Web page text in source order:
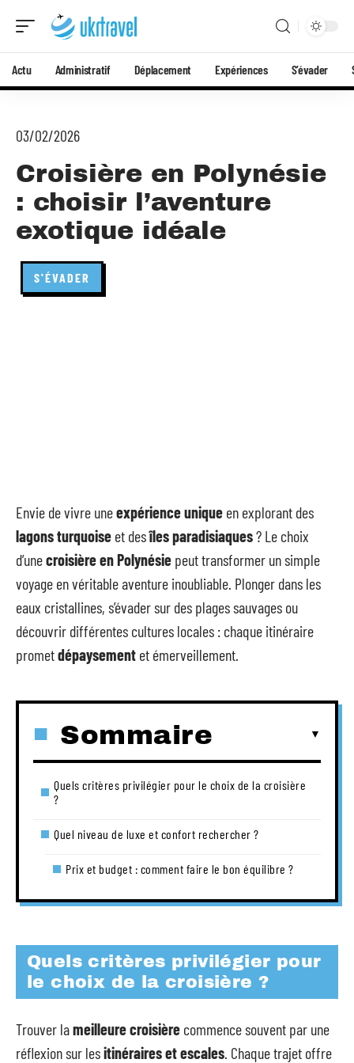
Actu Administratif Déplacement Expériences S’évader
03/02/2026
Croisière en Polynésie
: choisir l’aventure
exotique idéale
S'ÉVADER
Envie de vivre uneexpérience unique en explorant des
lagons turquoise et desîles paradisiaques? Le choix
d’unecroisière en Polynésie peut transformer un simple
voyage en véritable aventure inoubliable. Plonger dans les
eaux cristallines, s’évader sur des plages sauvages ou
découvrir différentes cultures locales : chaque itinéraire
prometdépaysement et émerveillement.
Sommaire
Quels critères privilégier pour le choix de la croisière
?
Quel niveau de luxe et confort rechercher ?
Prix et budget : comment faire le bon équilibre ?
Quels critères privilégier pour
le choix de la croisière ?
Trouver lameilleure croisière commence souvent par une
réflexion sur lesitinéraires et escales . Chaque trajet offre